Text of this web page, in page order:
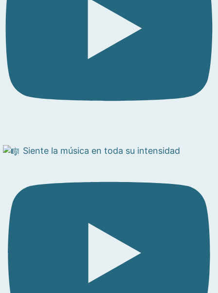
Siente la música en toda su intensidad